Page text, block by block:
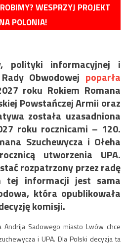
WESPRZYJ PROJEKT
POLONIA!
polityki informacyjnej i
Obwodowej poparła
roku Rokiem Romana
Powstańczej Armii oraz
została uzasadniona
roku rocznicami – 120.
Szuchewycza i Ołeha
utworzenia UPA.
rozpatrzony przez radę
tej informacji jest sama
która opublikowała
komisji.
Sadowego miasto Lwów chce
i UPA. Dla Polski decyzja ta